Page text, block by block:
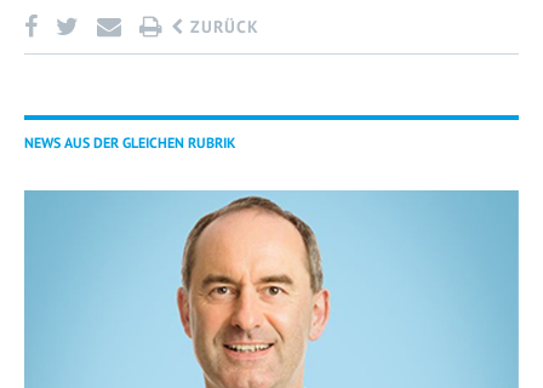
ZURÜCK
NEWS AUS DER GLEICHEN RUBRIK